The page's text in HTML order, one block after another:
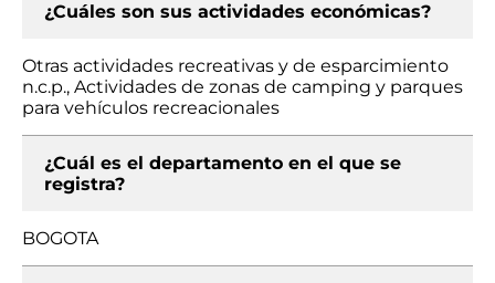
¿Cuáles son sus actividades económicas?
Otras actividades recreativas y de esparcimiento
n.c.p., Actividades de zonas de camping y parques
para vehículos recreacionales
¿Cuál es el departamento en el que se
registra?
BOGOTA